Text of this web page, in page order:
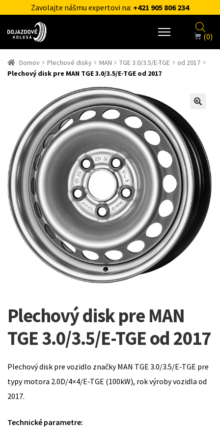
Zavolajte nášmu expertovi na: +421 905 806 234
(0)
Domov Plechové disky MAN TGE 3.0/3.5/E-TGE
od 2017
Plechový disk pre MAN TGE 3.0/3.5/E-TGE od 2017
Plechový disk pre MAN
TGE 3.0/3.5/E-TGE od 2017
Plechový disk pre vozidlo značky MAN TGE 3.0/3.5/E-TGE pre
typy motora 2.0D/4×4/E-TGE (100kW), rok výroby vozidla od
2017.
Technické parametre: